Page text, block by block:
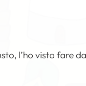
l’ho visto fare